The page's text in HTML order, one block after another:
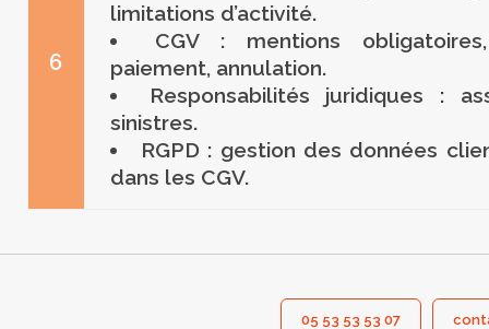
6
limitations d’activité.
CGV : mentions
paiement, annulation.
Responsabilités juridiques :
sinistres.
RGPD : gestion des données
dans les CGV.
05 53 53 53 07